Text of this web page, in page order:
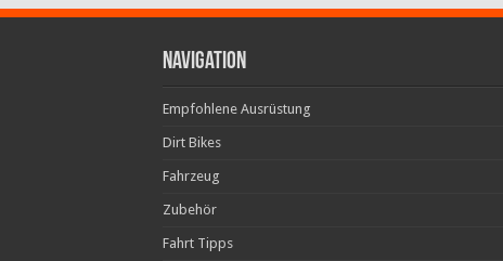
Navigation
Empfohlene Ausrüstung
Dirt Bikes
Fahrzeug
Zubehör
Fahrt Tipps